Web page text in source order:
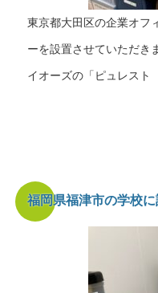
東京都大田区の企業オフ
ーを設置させていただき
イオーズの「ピュレス
福岡県福津市の学校